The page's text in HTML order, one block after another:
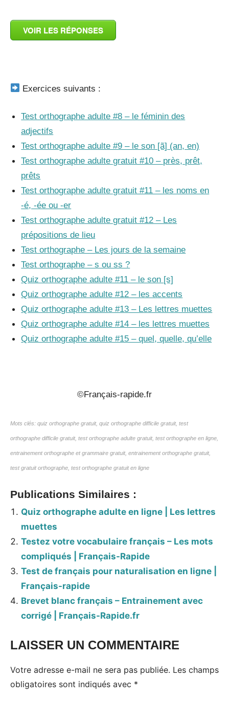
VOIR LES RÉPONSES
Exercices suivants :
Test orthographe adulte #8 – le féminin des
adjectifs
Test orthographe adulte #9 – le son [ã] (an, en)
Test orthographe adulte gratuit #10 – près, prêt,
prêts
Test orthographe adulte gratuit #11 – les noms en
-é, -ée ou -er
Test orthographe adulte gratuit #12 – Les
prépositions de lieu
Test orthographe – Les jours de la semaine
Test orthographe – s ou ss ?
Quiz orthographe adulte #11 – le son [s]
Quiz orthographe adulte #12 – les accents
Quiz orthographe adulte #13 – Les lettres muettes
Quiz orthographe adulte #14 – les lettres muettes
Quiz orthographe adulte #15 – quel, quelle, qu’elle
©Français-rapide.fr
Mots clés: quiz orthographe gratuit, quiz orthographe difficile gratuit, test
orthographe difficile gratuit, test orthographe adulte gratuit, test orthographe en ligne,
entrainement orthographe et grammaire gratuit, entrainement orthographe gratuit,
test gratuit orthographe, test orthographe gratuit en ligne
Publications Similaires :
Quiz orthographe adulte en ligne | Les lettres
muettes
Testez votre vocabulaire français – Les mots
compliqués | Français-Rapide
Test de français pour naturalisation en ligne |
Français-rapide
Brevet blanc français – Entrainement avec
corrigé | Français-Rapide.fr
LAISSER UN COMMENTAIRE
Votre adresse e-mail ne sera pas publiée. Les champs
obligatoires sont indiqués avec *